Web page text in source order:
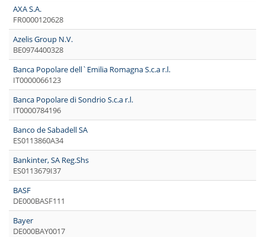
AXA S.A.
FR0000120628
Azelis Group N.V.
BE0974400328
Banca Popolare dell`Emilia Romagna S.c.a r.l.
IT0000066123
Banca Popolare di Sondrio S.c.a r.l.
IT0000784196
Banco de Sabadell SA
ES0113860A34
Bankinter, SA Reg.Shs
ES0113679I37
BASF
DE000BASF111
Bayer
DE000BAY0017